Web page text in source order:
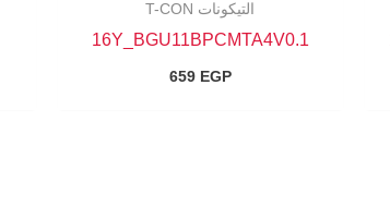
التيكونات T-CON
16Y_BGU11BPCMTA4V0.1
659 EGP